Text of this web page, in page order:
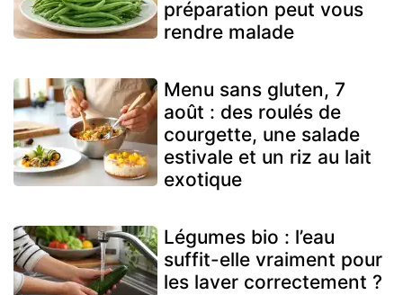
préparation peut vous
rendre malade
Menu sans gluten, 7
août : des roulés de
courgette, une salade
estivale et un riz au lait
exotique
Légumes bio : l’eau
suffit-elle vraiment pour
les laver correctement ?